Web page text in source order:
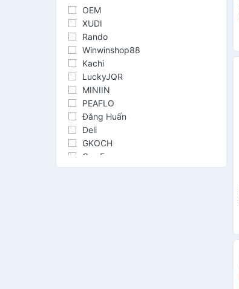
OEM
XUDI
Rando
Winwinshop88
Kachi
LuckyJQR
MINIIN
PEAFLO
Đăng Huấn
Deli
GKOCH
Gro-Fa
IVV